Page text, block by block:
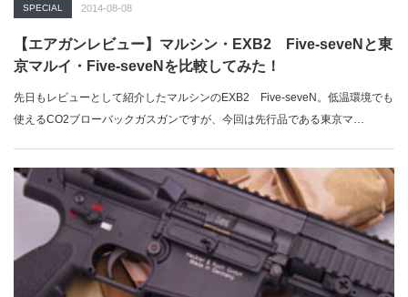
SPECIAL 2014-08-08
【エアガンレビュー】マルシン・EXB2 Five-seveNと東
京マルイ・Five-seveNを比較してみた！
先日もレビューとして紹介したマルシンのEXB2 Five-seveN。低温環境でも
使えるCO2ブローバックガスガンですが、今回は先行品である東京マ…